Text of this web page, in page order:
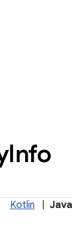
Info
Kotlin Java